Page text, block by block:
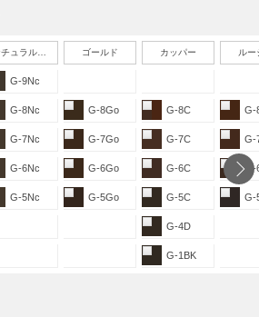
ゴールド カッパー ルー
G-9Nc
G-8Nc G-8Go G-8C G-
G-7Nc G-7Go G-7C G-
G-6Nc G-6Go G-6C
G-5Nc G-5Go G-5C G-
G-4D
G-1BK